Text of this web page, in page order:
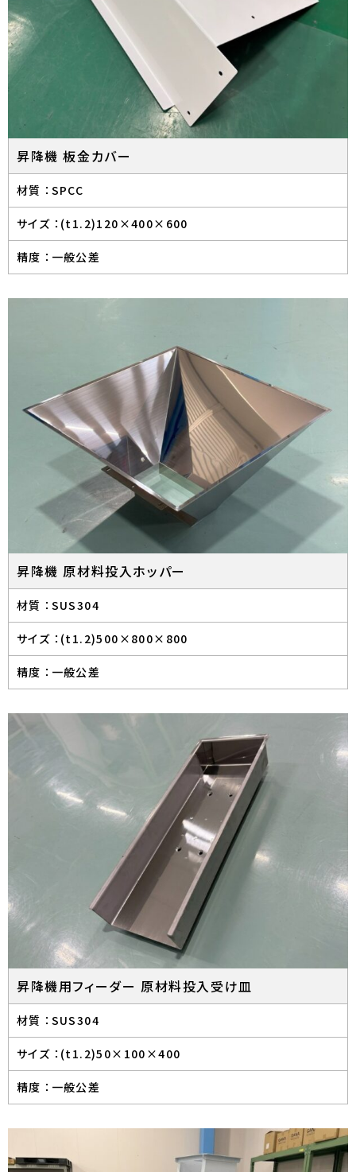
昇降機 板金カバー
材質 ： SPCC
サイズ ： (t1.2)120×400×600
精度 ： 一般公差
昇降機 原材料投入ホッパー
材質 ： SUS304
サイズ ： (t1.2)500×800×800
精度 ： 一般公差
昇降機用フィーダー 原材料投入受け皿
材質 ： SUS304
サイズ ： (t1.2)50×100×400
精度 ： 一般公差